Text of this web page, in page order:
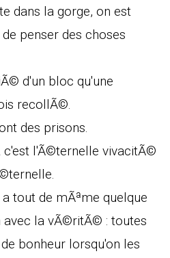
dans la gorge, on est
penser des choses
d'un bloc qu'une
recollÃ©.
des prisons.
c'est l'Ã©ternelle vivacitÃ©
tout de mÃªme quelque
avec la vÃ©ritÃ© : toutes
bonheur lorsqu'on les